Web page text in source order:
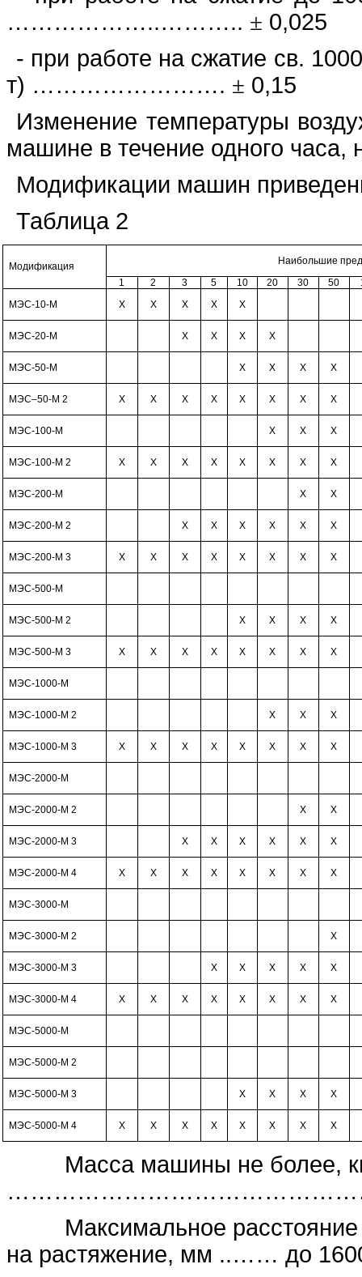
………………..……….. ± 0,025
- при работе на сжатие св.
т) ……………………. ± 0,15
Изменение температуры
машине в течение одного
Модификации машин
Таблица 2
Модификация
Наибольшие
1
2 3 5 10 20 30 50
МЭС-10-М
Х Х Х Х Х
МЭС-20-М Х Х Х Х
МЭС-50-М Х Х Х Х
МЭС–50-М 2 Х Х Х Х Х Х Х Х
МЭС-100-М Х Х Х
МЭС-100-М 2 Х Х Х Х Х Х Х Х
МЭС-200-М Х Х
МЭС-200-М 2 Х Х Х Х Х Х
МЭС-200-М 3 Х Х Х Х Х Х Х Х
МЭС-500-М
МЭС-500-М 2 Х Х Х Х
МЭС-500-М 3 Х Х Х Х Х Х Х Х
МЭС-1000-М
МЭС-1000-М 2 Х Х Х
МЭС-1000-М 3 Х Х Х Х Х Х Х Х
МЭС-2000-М
МЭС-2000-М 2 Х Х
МЭС-2000-М 3 Х Х Х Х Х Х
МЭС-2000-М 4 Х Х Х Х Х Х Х Х
МЭС-3000-М
МЭС-3000-М 2 Х
МЭС-3000-М 3 Х Х Х Х Х
МЭС-3000-М 4 Х Х Х Х Х Х Х Х
МЭС-5000-М
МЭС-5000-М 2
МЭС-5000-М 3 Х Х Х Х
МЭС-5000-М 4 Х Х Х Х Х Х Х Х
Масса машины не более,
Максимальное
на растяжение, мм ..…… до